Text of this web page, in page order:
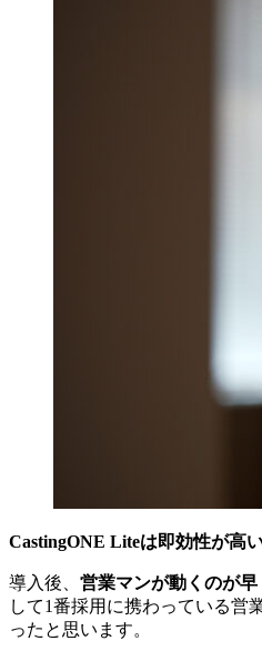
CastingONE Liteは即効性が高
導入後、 営業マンが動くのが
して1番採用に携わっている営
ったと思います。